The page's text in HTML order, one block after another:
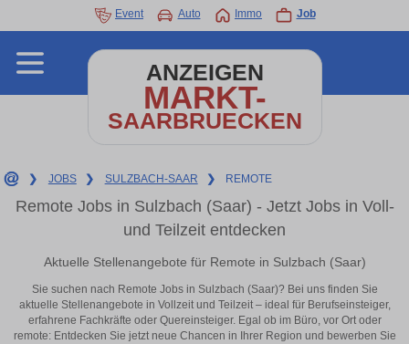
Event Auto Immo Job
ANZEIGEN
MARKT-
SAARBRUECKEN
❯ JOBS ❯ SULZBACH-SAAR ❯ REMOTE
Remote Jobs in Sulzbach (Saar) - Jetzt Jobs in Voll-
und Teilzeit entdecken
Aktuelle Stellenangebote für Remote in Sulzbach (Saar)
Sie suchen nach Remote Jobs in Sulzbach (Saar)? Bei uns finden Sie
aktuelle Stellenangebote in Vollzeit und Teilzeit – ideal für Berufseinsteiger,
erfahrene Fachkräfte oder Quereinsteiger. Egal ob im Büro, vor Ort oder
remote: Entdecken Sie jetzt neue Chancen in Ihrer Region und bewerben Sie